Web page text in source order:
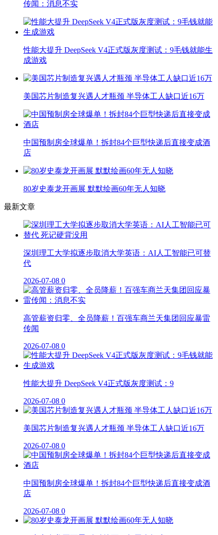
传闻：消息不实
性能大提升 DeepSeek V4正式版灰度测试：9毛钱就能生
成游戏
美国芯片制造复兴遇人才瓶颈 半导体工人缺口近16万
中国预制房全球爆单！拆封84个巨型快递后直接变成酒
店
80岁史泰龙开画展 默默绘画60年无人知晓
最新文章
深圳理工大学拟逐步取消大学英语：AI人工智能已可替
代
2026-07-08 0
高管薪资归零、全员降薪！百强车商兰天集团回应暴雷
传闻
2026-07-08 0
性能大提升 DeepSeek V4正式版灰度测试：9
2026-07-08 0
美国芯片制造复兴遇人才瓶颈 半导体工人缺口近16万
2026-07-08 0
中国预制房全球爆单！拆封84个巨型快递后直接变成酒
店
2026-07-08 0